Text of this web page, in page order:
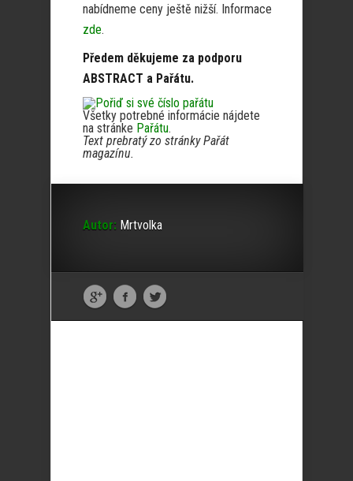
nabídneme ceny ještě nižší. Informace
zde.
Předem děkujeme za podporu
ABSTRACT a Pařátu.
Všetky potrebné informácie nájdete
na stránke Pařátu.
Text prebratý zo stránky Pařát
magazínu.
Autor: Mrtvolka